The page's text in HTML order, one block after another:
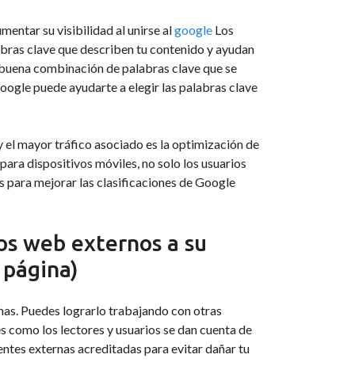
su visibilidad al unirse algoogle Los
clave que describen tu contenido y ayudan
combinación de palabras clave que se
puede ayudarte a elegir las palabras clave
el mayor tráfico asociado es la optimización de
dispositivos móviles, no solo los usuarios
para mejorar las clasificaciones de Google
web externos a su
Puedes lograrlo trabajando con otras
como los lectores y usuarios se dan cuenta de
externas acreditadas para evitar dañar tu